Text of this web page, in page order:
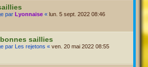
par Lyonnaise « lun. 5 sept. 2022 08:46
saillies
par Les rejetons « ven. 20 mai 2022 08:55